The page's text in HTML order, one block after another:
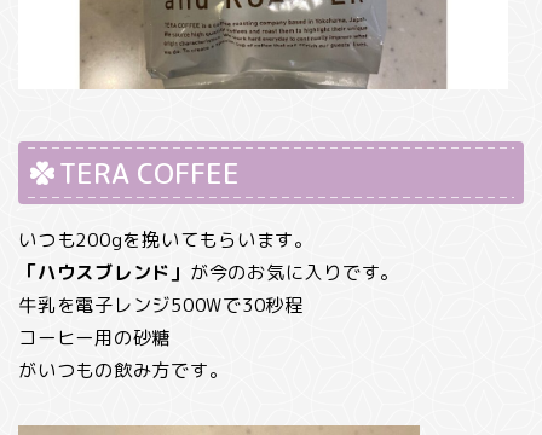
TERA COFFEE
いつも200gを挽いてもらいます。
「ハウスブレンド」 が今のお気に入りです。
牛乳を電子レンジ500Wで30秒程
コーヒー用の砂糖
がいつもの飲み方です。